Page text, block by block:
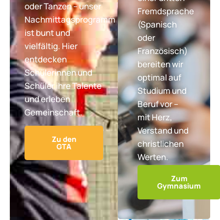
oder Tanzen – unser
Nachmittagsprogramm
ist bunt und
vielfältig. Hier
entdecken
Schülerinnen und
Schüler ihre Talente
und erleben
Gemeinschaft.
Zu den
GTA
Fremdsprache
(Spanisch
oder
Französisch)
bereiten wir
optimal auf
Studium und
Beruf vor –
mit Herz,
Verstand und
christlichen
Werten.
Zum
Gymnasium